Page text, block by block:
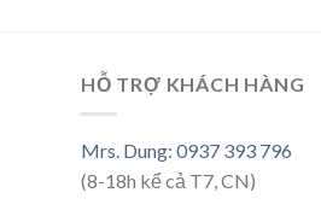
HỖ TRỢ KHÁCH HÀNG
Mrs. Dung: 0937 393 796
(8-18h kể cả T7, CN)